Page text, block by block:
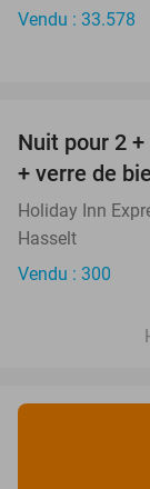
Vendu : 33.578
Nuit pour 2
+ verre de
Holiday Inn
Hasselt
Vendu : 300